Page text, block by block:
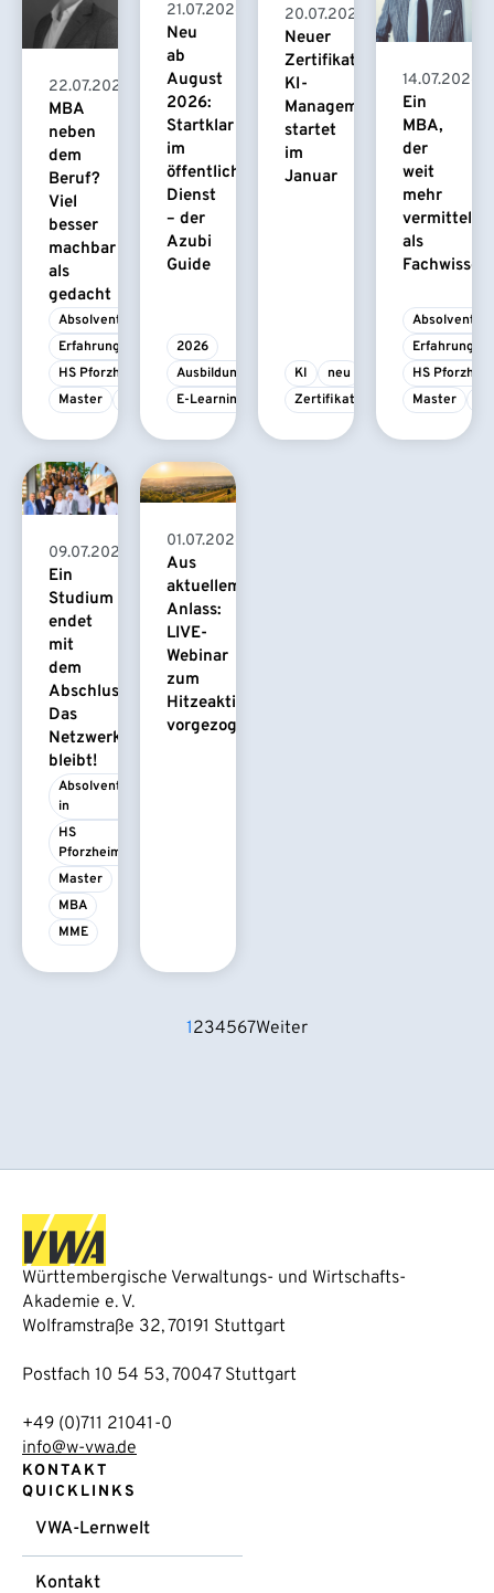
22.07.2026
MBA
neben
dem
Beruf?
Viel
besser
machbar
als
gedacht
Absolvent/-in
Erfahrungsbericht
HS Pforzheim
Master
21.07.2026
Neu
ab
August
2026:
Startklar
im
öffentlichen
Dienst
– der
Azubi
Guide
2026
Ausbildung
E-Learning
20.07.2026
Neuer
Zertifikatskurs
KI-
Management
startet
im
Januar
KI
neu
Zertifikatskurs
14.07.2026
Ein
MBA,
der
weit
mehr
vermittelt
als
Fachwissen
Absolvent/-
HS
Master
09.07.2026
Ein
Studium
endet
mit
dem
Abschluss.
Das
Netzwerk
bleibt!
Absolvent/-
in
HS
Pforzheim
Master
MBA
MME
01.07.2026
Aus
aktuellem
Anlass:
LIVE-
Webinar
zum
Hitzeaktionsplan
vorgezogen
1234567Weiter
Württembergische Verwaltungs- und Wirtschafts-
Akademie e. V.
Wolframstraße 32, 70191 Stuttgart
Postfach 10 54 53, 70047 Stuttgart
+49 (0)711 21041-0
info@w-vwa.de
KONTAKT
QUICKLINKS
VWA-Lernwelt
Kontakt